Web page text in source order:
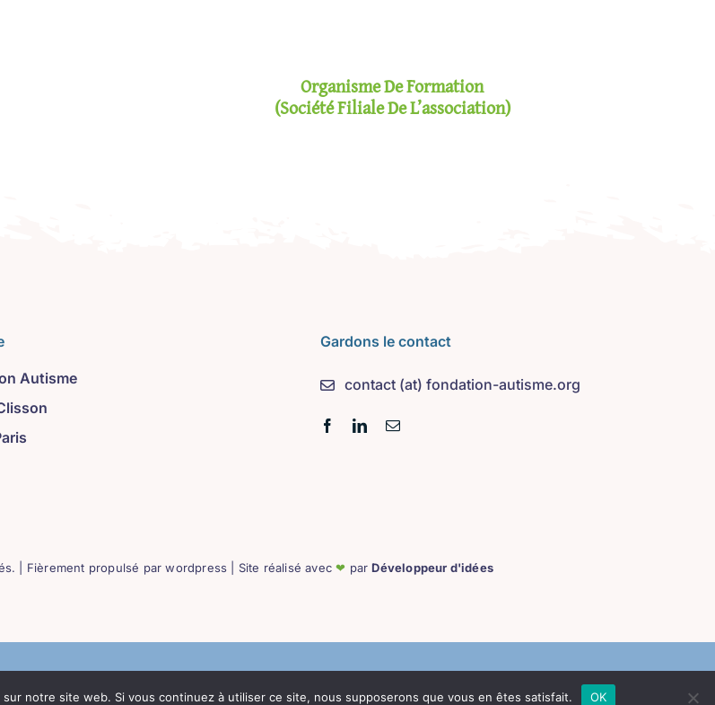
Organisme De Formation
(société Filiale De L’association)
Autisme
Gardons le contact
contact (at) fondation-autisme.org
| Fièrement propulsé par wordpress | Site réalisé avec❤ parDéveloppeur d'idées
notre site web. Si vous continuez à utiliser ce site, nous supposerons que vous en êtes satisfait. OK